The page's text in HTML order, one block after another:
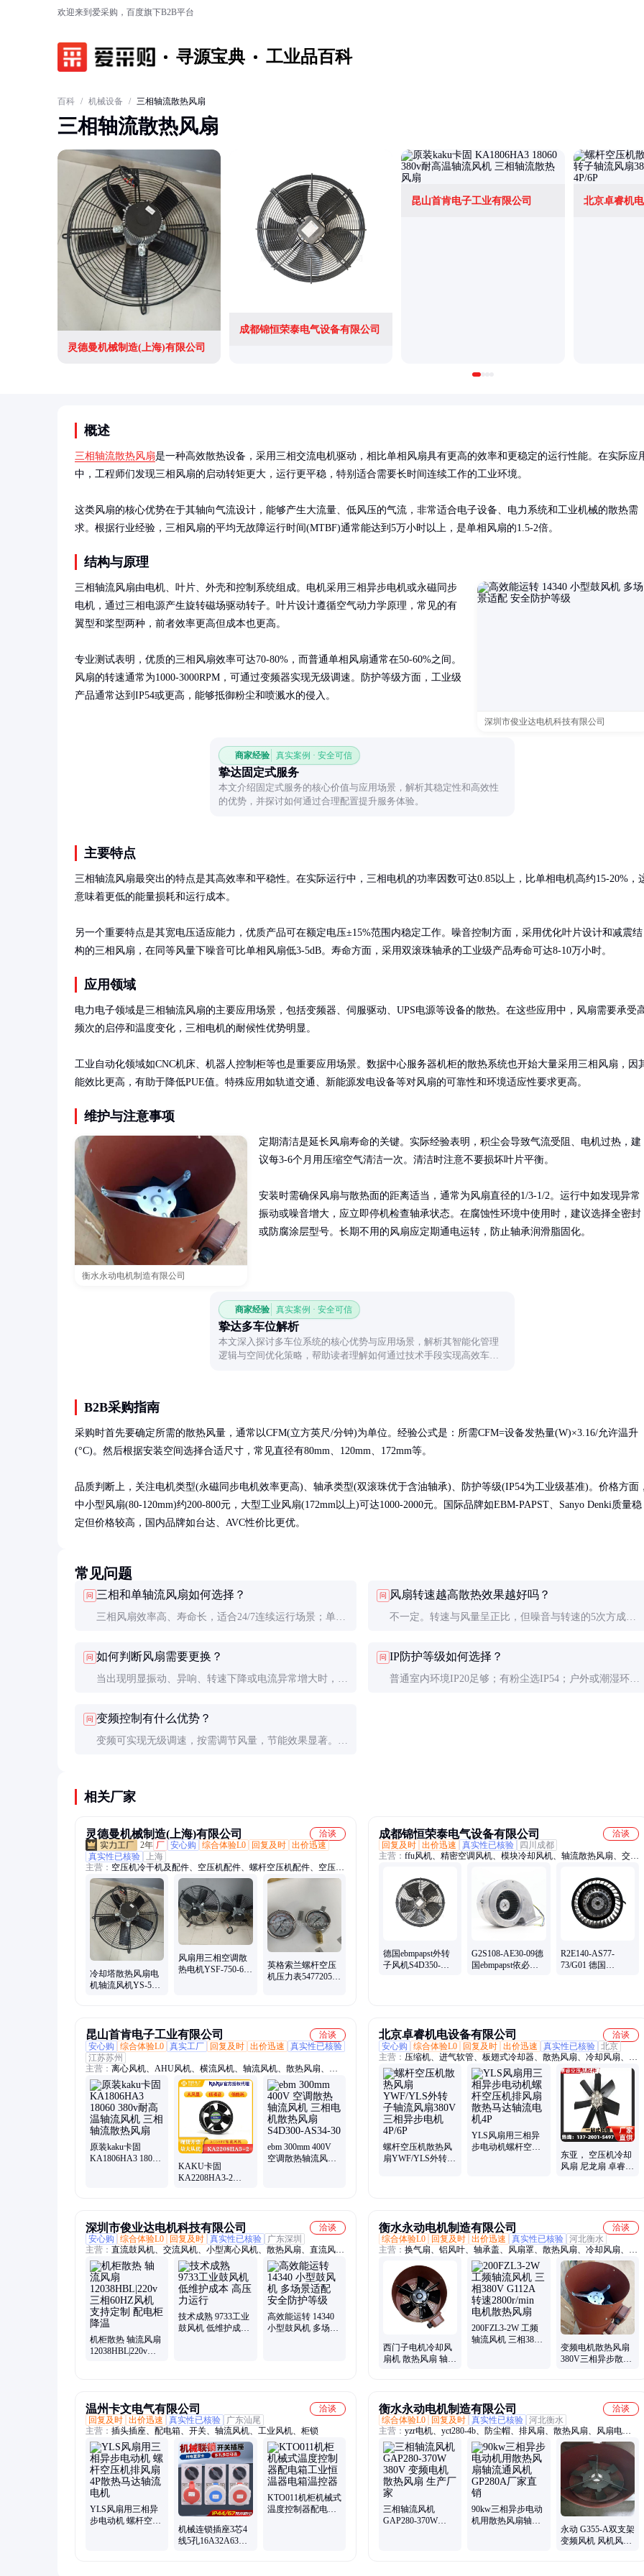
欢迎来到爱采购，百度旗下B2B平台
寻源宝典 工业品百科
百科 / 机械设备 / 三相轴流散热风扇
三相轴流散热风扇
灵德曼机械制造(上海)有限公司
成都锦恒荣泰电气设备有限公司
昆山首肯电子工业有限公司 北京卓睿机
概述
三相轴流散热风扇是一种高效散热设备，采用三相交流电机驱动，相比单相风扇具有更高的效率和更稳定的运行性能。在实际应
中，工程师们发现三相风扇的启动转矩更大，运行更平稳，特别适合需要长时间连续工作的工业环境。
这类风扇的核心优势在于其轴向气流设计，能够产生大流量、低风压的气流，非常适合电子设备、电力系统和工业机械的散热需
求。根据行业经验，三相风扇的平均无故障运行时间(MTBF)通常能达到5万小时以上，是单相风扇的1.5-2倍。
结构与原理
深圳市俊业达电机科技有限公司
三相轴流风扇由电机、叶片、外壳和控制系统组成。电机采用三相异步电机或永磁同步
电机，通过三相电源产生旋转磁场驱动转子。叶片设计遵循空气动力学原理，常见的有
翼型和桨型两种，前者效率更高但成本也更高。
专业测试表明，优质的三相风扇效率可达70-80%，而普通单相风扇通常在50-60%之间。
风扇的转速通常为1000-3000RPM，可通过变频器实现无级调速。防护等级方面，工业级
产品通常达到IP54或更高，能够抵御粉尘和喷溅水的侵入。
商家经验 真实案例 · 安全可信
挚达固定式服务
本文介绍固定式服务的核心价值与应用场景，解析其稳定性和高效性
的优势，并探讨如何通过合理配置提升服务体验。
主要特点
三相轴流风扇最突出的特点是其高效率和平稳性。在实际运行中，三相电机的功率因数可达0.85以上，比单相电机高约15-20%，
意味着更低的能量损耗和运行成本。
另一个重要特点是其宽电压适应能力，优质产品可在额定电压±15%范围内稳定工作。噪音控制方面，采用优化叶片设计和减震结
构的三相风扇，在同等风量下噪音可比单相风扇低3-5dB。寿命方面，采用双滚珠轴承的工业级产品寿命可达8-10万小时。
应用领域
电力电子领域是三相轴流风扇的主要应用场景，包括变频器、伺服驱动、UPS电源等设备的散热。在这些应用中，风扇需要承受
频次的启停和温度变化，三相电机的耐候性优势明显。
工业自动化领域如CNC机床、机器人控制柜等也是重要应用场景。数据中心服务器机柜的散热系统也开始大量采用三相风扇，因
能效比更高，有助于降低PUE值。特殊应用如轨道交通、新能源发电设备等对风扇的可靠性和环境适应性要求更高。
维护与注意事项
衡水永动电机制造有限公司
定期清洁是延长风扇寿命的关键。实际经验表明，积尘会导致气流受阻、电机过热，建
议每3-6个月用压缩空气清洁一次。清洁时注意不要损坏叶片平衡。
安装时需确保风扇与散热面的距离适当，通常为风扇直径的1/3-1/2。运行中如发现异常
振动或噪音增大，应立即停机检查轴承状态。在腐蚀性环境中使用时，建议选择全密封
或防腐涂层型号。长期不用的风扇应定期通电运转，防止轴承润滑脂固化。
商家经验 真实案例 · 安全可信
挚达多车位解析
本文深入探讨多车位系统的核心优势与应用场景，解析其智能化管理
逻辑与空间优化策略，帮助读者理解如何通过技术手段实现高效车位
B2B采购指南
采购时首先要确定所需的散热风量，通常以CFM(立方英尺/分钟)为单位。经验公式是：所需CFM=设备发热量(W)×3.16/允许温升
(°C)。然后根据安装空间选择合适尺寸，常见直径有80mm、120mm、172mm等。
品质判断上，关注电机类型(永磁同步电机效率更高)、轴承类型(双滚珠优于含油轴承)、防护等级(IP54为工业级基准)。价格方面
中小型风扇(80-120mm)约200-800元，大型工业风扇(172mm以上)可达1000-2000元。国际品牌如EBM-PAPST、Sanyo Denki质量稳
定但价格较高，国内品牌如台达、AVC性价比更优。
常见问题
问 三相和单轴流风扇如何选择？
三相风扇效率高、寿命长，适合24/7连续运行场景；单相
(>100W)散热建议选三相。
问 风扇转速越高散热效果越好吗？
不一定。转速与风量呈正比，但噪音与转速的5次方成正
常选择能满足散热要求的最低转速。
问 如何判断风扇需要更换？
当出现明显振动、异响、转速下降或电流异常增大时，说
时也应考虑更换。
问 IP防护等级如何选择？
普通室内环境IP20足够；有粉尘选IP54；户外或潮湿环境
问 变频控制有什么优势？
变频可实现无级调速，按需调节风量，节能效果显著。测
相关厂家
灵德曼机械制造(上海)有限公司
洽谈
2年 厂 安心购 综合体验L0 回复及时 出价迅速
真实性已核验
上海
主营： 空压机冷干机及配件、空压机配件、螺杆空压机配件、空压机
风扇电机、空压机维护保养配件、空压机维修配件、螺杆空压机、冷
干机吸附式干燥机、离心机配件、螺杆空压机保养配件
冷却塔散热风扇电
机轴流风机YS-550-
风扇用三相空调散
热电机YSF-750-6轴
英格索兰螺杆空压
机压力表54772058
成都锦恒荣泰电气设备有限公司
洽谈
回复及时 出价迅速 真实性已核验
四川成都
主营： ffu风机、精密空调风机、模块冷却风机、轴流散热风扇、交通
德国ebmpapst外转
子风机S4D350-
G2S108-AE30-09德
国ebmpapst依必安
R2E140-AS77-
73/G01 德国
昆山首肯电子工业有限公司
洽谈
安心购
综合体验L0 真实工厂 回复及时 出价迅速
真实性已核验
江苏苏州
主营： 离心风机、AHU风机、横流风机、轴流风机、散热风扇、直
流风扇、交流风扇、工业风扇、冷却塔轴流风机、EC轴流风机、ec风
机、空调风机、空调箱风机、AHU离心风机、ahu风机改造、EC风机
改造、空调箱离心风机、精密空调离心风机、储能风机、光伏逆变器
风机、数据中心风机、FFU离心风机、EC离心风机、空气处理机组风
机、冷凝器风机
原装kaku卡固
KA1806HA3 18060
KAKU卡固
KA2208HA3-2
ebm 300mm 400V
空调散热轴流风机
北京卓睿机电设备有限公司
洽谈
安心购
综合体验L0 回复及时 出价迅速 真实性已核验 北京
主营： 压缩机、进气软管、板翅式冷却器、散热风扇、冷却风扇、轴
流风机、压力维持阀、油管、三滤、螺杆机专用油、干燥机、进气
阀、温控阀、主机机头、电机、联轴器、PLC控制器
螺杆空压机散热风
扇YWF/YLS外转子
YLS风扇用三相异
步电动机螺杆空压
东亚， 空压机冷却
风扇 尼龙扇 卓睿机
深圳市俊业达电机科技有限公司
洽谈
安心购
综合体验L0 回复及时 真实性已核验
广东深圳
主营： 直流鼓风机、交流风机、小型离心风机、散热风扇、直流风
扇、防水风扇、散热风机、轴流风扇、小型轴流风扇、微型风扇、防
水鼓风扇、轴流风机、小型轴流风机、散热用风扇、离心风扇、噪音
风扇、散热用小风机、机柜散热风扇、直流风机、防水风机、12V鼓
风机、鼓风风机、离心式风机、防水鼓风机
机柜散热 轴流风扇
12038HBL|220v三
技术成熟 9733工业
鼓风机 低维护成本
高效能运转 14340
小型鼓风机 多场景
衡水永动电机制造有限公司
洽谈
综合体验L0
回复及时 出价迅速 真实性已核验 河北衡水
主营： 换气扇、铝风叶、轴承盖、风扇罩、散热风扇、冷却风扇、静
音风扇、轴流风机、挡尘板、电动机、防雨罩、接线柱、黄油嘴、接
线盒、通风机、减速机、永动电机、变频风罩、节能电机、进风口
板、电机风机、卧式电机、通用风机、工业风机、风叶叶轮
西门子电机冷却风
扇机 散热风扇 轴流
200FZL3-2W 工频
轴流风机 三相380V
变频电机散热风扇
380V三相异步散热
温州卡文电气有限公司
洽谈
回复及时 出价迅速 真实性已核验
广东汕尾
主营： 插头插座、配电箱、开关、轴流风机、工业风机、柜锁
YLS风扇用三相异
步电动机 螺杆空压
机械连锁插座3芯4
线5孔16A32A63A
KTO011机柜机械式
温度控制器配电箱
衡水永动电机制造有限公司
洽谈
综合体验L0
回复及时 真实性已核验 河北衡水
主营： yzr电机、yct280-4b、防尘帽、排风扇、散热风扇、风扇电
机、电机散热、轴流风机、支撑架、电动机、5kw变频、防雨罩、通
风机、t35-11sfg、g400变频、外置风机、电机外置、变频调速、普通
电机、励磁电机、励磁线圈、刹车总成、变频防爆、电机端盖、变频
电机
三相轴流风机
GAP280-370W
90kw三相异步电动
机用散热风扇轴流
永动 G355-A双支架
变频风机 风机风扇